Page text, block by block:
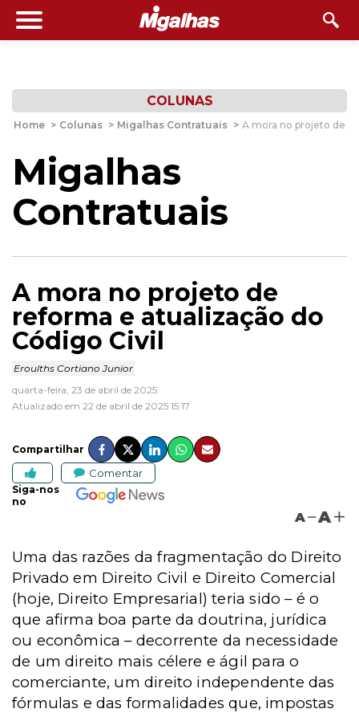
COLUNAS
Home > Colunas > Migalhas Contratuais > A mora no projeto de
Migalhas
Contratuais
A mora no projeto de
reforma e atualização do
Código Civil
Eroulths Cortiano Junior
quarta-feira, 23 de abril de 2025
Atualizado em 22 de abril de 2025 15:17
Compartilhar
Comentar
Siga-nos
no
A A
Uma das razões da fragmentação do Direito
Privado em Direito Civil e Direito Comercial
(hoje, Direito Empresarial) teria sido – é o
que afirma boa parte da doutrina, jurídica
ou econômica – decorrente da necessidade
de um direito mais célere e ágil para o
comerciante, um direito independente das
fórmulas e das formalidades que, impostas